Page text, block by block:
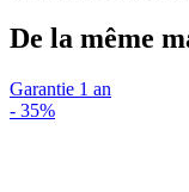
De la même
Garantie 1 an
- 35%